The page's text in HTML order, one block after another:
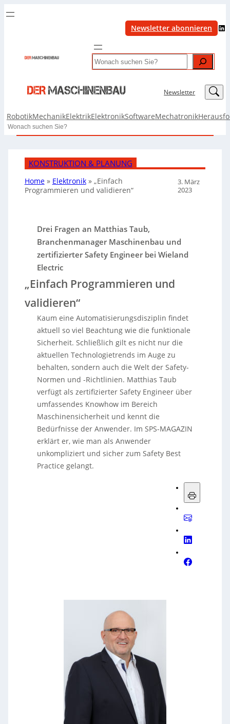
Newsletter abonnieren LinkedIn
Search
Newsletter LinkedIn
RobotikMechanikElektrikElektronikSoftwareMechatronik
Search
KONSTRUKTION & PLANUNG
Home» Elektronik» „Einfach
Programmieren und validieren“
3. März
2023
Drei Fragen an Matthias Taub,
Branchenmanager Maschinenbau und
zertifizierter Safety Engineer bei Wieland
Electric
„Einfach Programmieren und
validieren“
Kaum eine Automatisierungsdisziplin findet
aktuell so viel Beachtung wie die funktionale
Sicherheit. Schließlich gilt es nicht nur die
aktuellen Technologietrends im Auge zu
behalten, sondern auch die Welt der Safety-
Normen und -Richtlinien. Matthias Taub
verfügt als zertifizierter Safety Engineer über
umfassendes Knowhow im Bereich
Maschinensicherheit und kennt die
Bedürfnisse der Anwender. Im SPS-MAGAZIN
erklärt er, wie man als Anwender
unkompliziert und sicher zum Safety Best
Practice gelangt.